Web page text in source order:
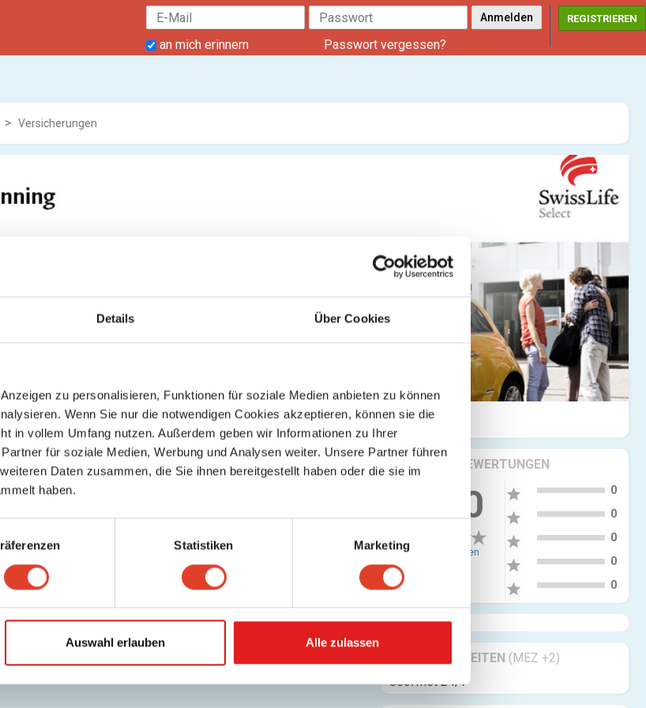
Details Über Cookies
zu personalisieren, Funktionen für soziale Medien anbieten zu können
Wenn Sie nur die notwendigen Cookies akzeptieren, können sie die
in vollem Umfang nutzen. Außerdem geben wir Informationen zu Ihrer
für soziale Medien, Werbung und Analysen weiter. Unsere Partner führen
Daten zusammen, die Sie ihnen bereitgestellt haben oder die sie im
haben.
Statistiken Marketing
Auswahl erlauben Alle zulassen
an mich erinnern Passwort vergessen?
REGISTRIEREN
Versicherungen
KRITIKEN & BEWERTUNGEN
0.00
0 Bewertungen
star 0
star 0
star 0
star 0
star 0
GESCHÄFTSZEITEN (MEZ +2)
Geöffnet 24/7